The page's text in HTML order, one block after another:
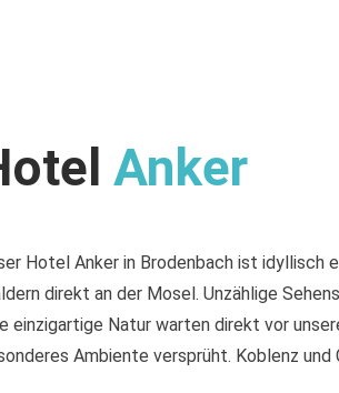
Anker
Hotel Anker in Brodenbach ist idyllisch
direkt an der Mosel. Unzählige
einzigartige Natur warten direkt vor
Ambiente versprüht. Koblenz